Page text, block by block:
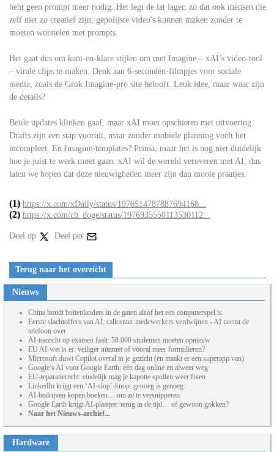
hebt geen prompt meer nodig. Het legt de lat lager, zo dat ook mensen die
zelf niet zo creatief zijn, gepolijste video's kunnen maken zonder te
moeten worstelen met prompts.
Het gaat dus om kant-en-klare stijlen om met Imagine – xAI’s video-tool
– virale clips te maken. Denk aan 6-seconden-filmpjes voor sociale
media, zoals de Grok Imagine-pro site belooft. Leuk idee, maar waar zijn
de details?
Beide updates klinken gaaf, maar xAI moet opschieten met uitvoering.
Drafts zijn een stap vooruit, maar zonder mobiele planning voelt het
incompleet. En Imagine-templates? Prima, maar het is nog niet duidelijk
hoe je juist te werk moet gaan. xAI wil de wereld veroveren met AI, dus
laten we hopen dat deze nieuwigheden meer zijn dan mooie praatjes.
(1) https://x.com/xDaily/status/1976514787887694168...
(2) https://x.com/cb_doge/status/1976935550113530112...
Deel op Deel per
Terug naar het overzicht
Nieuws
China houdt buitenlanders in de gaten alsof het een computerspel is
Eerste slachtoffers van AI: callcenter medewerkers verdwijnen - AI neemt de
telefoon over
AI-toezicht op examen faalt: 58.000 studenten moeten opnieuw
EU AI-wet is er: veiliger internet of vooral meer formulieren?
Microsoft duwt Copilot overal in je gezicht (en maakt er een superapp van)
Google’s AI voor Google Earth: één dag online en alweer weg
EU-reparatierecht: eindelijk mag je kapotte spullen weer fixen
LinkedIn krijgt een ‘AI-slop’-knop: genoeg is genoeg
AI-bedrijven kopen boeken… om ze te versnipperen
Google Earth krijgt AI-plaatjes: terug in de tijd… of gewoon gokken?
Naar het Nieuws-archief...
Hardware